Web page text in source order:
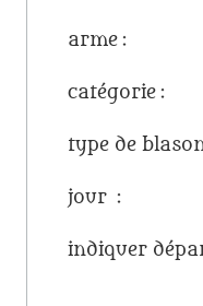
arme :
catégorie :
type de
jour :
indiquer